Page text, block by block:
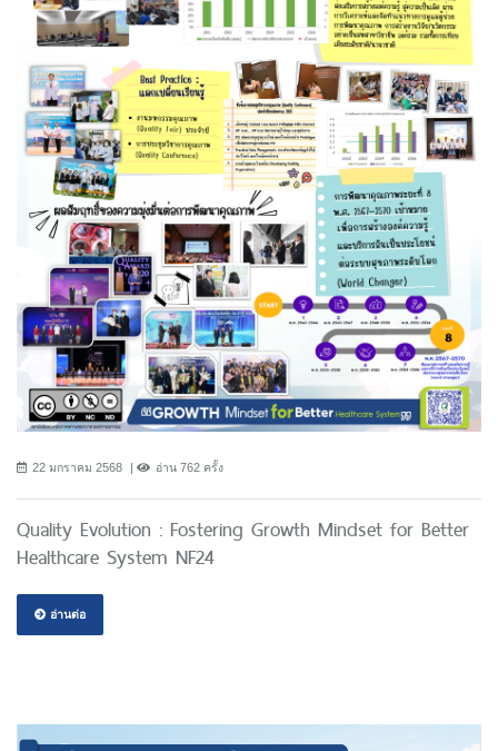
22 มกราคม 2568 อ่าน 762 ครั้ง
Quality Evolution : Fostering Growth Mindset for Better
Healthcare System NF24
อ่านต่อ